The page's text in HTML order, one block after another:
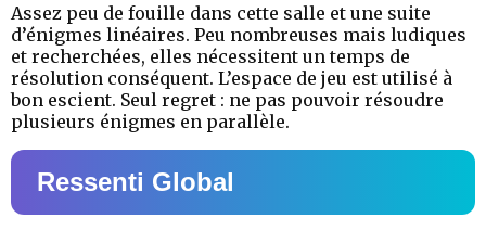
Assez peu de fouille dans cette salle et une suite
d’énigmes linéaires. Peu nombreuses mais ludiques
et recherchées, elles nécessitent un temps de
résolution conséquent. L’espace de jeu est utilisé à
bon escient. Seul regret : ne pas pouvoir résoudre
plusieurs énigmes en parallèle.
Ressenti Global